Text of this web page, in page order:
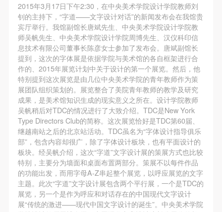
2015年3月17日下午2:30，在中央美术学院设计学院教师刘
钊的主持下，“字道——文字设计对话”的新闻发布会在我馆贵
宾厅举行。我馆副馆长唐斌先生、中央美术学院设计学院教
师吴帆先生、中央美术学院设计学院周博先生、汉仪科印信
息技术有限公司董事长陈彦女士参加了发布会。唐斌副馆长
提到，这次的字体展是依据学院与美术馆的各自框架进行合
作的、2015年展览计划中关于设计的第一个展览。然后，他
特别提到这次展览是由几位中央美术学院的青年教师作为策
展团队组织策划的。展览整合了美院青年教师的教学及研究
成果，是美术馆知识生成的现实意义之所在。设计学院教师
吴帆稍后对TDC的情况进行了大致介绍。TDC是New York
Type Directors Club的简称。这次展览恰好是TDC第60届、
继越南站之后的北京站活动。TDC虽名为“字体设计指导俱乐
部”，包含内容却很广，除了字体设计板块，也有平面设计的
板块。经吴帆介绍，这次“字道”文字设计展的策展方式也比较
特别，主要分为墙面和桌面布置两部分。策展不以每件作品
的功能出发，而用字母A-Z串起整个展览，以呼应展览的文字
主题。此次“字道”文字设计展包含两个平行展，一个是TDC的
展览，另一个是作为呼应和对话存在的中国现代文字设计
展“传统的激进——现代中国文字设计的诞生”。中央美术学院
果（如参与工作坊创作的作品）提交中央美术学院用
作发表、出版。中央美术学院可以以电子、网络及其
它数字媒体形式公开出版，并同意编入《中国知识资
源总库》《中央美术学院资料库》《中央美术学院美
术馆资料库》等相关资料、文献、档案机构和平台，
在中央美术学院中使用和在互联网上传播，同意按相
关“章程”规定享受相关权益。
中央美术学院美术馆活动安全免责协议书
第一条
本次活动公平公正、自愿参加与退出、风险与责任自
负的原则。但活动有风险，参加者应有必要的风险意
识。
第二条
参加本次活动者必须遵守中华人民共和国的相关法
律、法规，必须遵循道德和社会公德规范，并应该具
果（如参与工作坊创作的作品）提交中央美术学院用
作发表、出版。中央美术学院可以以电子、网络及其
它数字媒体形式公开出版，并同意编入《中国知识资
源总库》《中央美术学院资料库》《中央美术学院美
术馆资料库》等相关资料、文献、档案机构和平台，
在中央美术学院中使用和在互联网上传播，同意按相
关“章程”规定享受相关权益。
中央美术学院美术馆活动安全免责协议书
第一条
本次活动公平公正、自愿参加与退出、风险与责任自
负的原则。但活动有风险，参加者应有必要的风险意
识。
第二条
参加本次活动者必须遵守中华人民共和国的相关法
律、法规，必须遵循道德和社会公德规范，并应该具
果（如参与工作坊创作的作品）提交中央美术学院用
作发表、出版。中央美术学院可以以电子、网络及其
它数字媒体形式公开出版，并同意编入《中国知识资
源总库》《中央美术学院资料库》《中央美术学院美
术馆资料库》等相关资料、文献、档案机构和平台，
在中央美术学院中使用和在互联网上传播，同意按相
关“章程”规定享受相关权益。
中央美术学院美术馆活动安全免责协议书
第一条
本次活动公平公正、自愿参加与退出、风险与责任自
负的原则。但活动有风险，参加者应有必要的风险意
识。
第二条
参加本次活动者必须遵守中华人民共和国的相关法
律、法规，必须遵循道德和社会公德规范，并应该具